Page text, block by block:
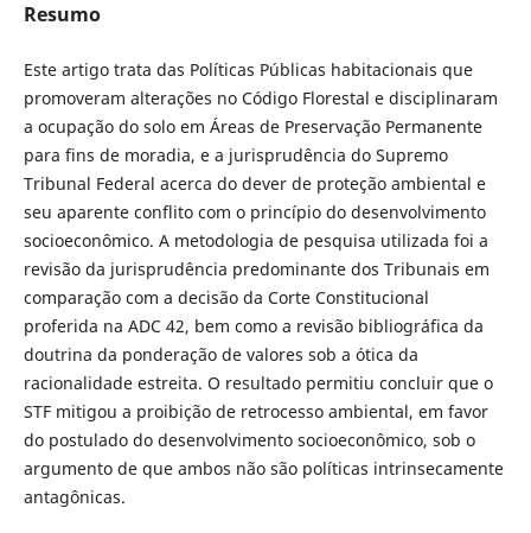
Resumo
Este artigo trata das Políticas Públicas habitacionais que
promoveram alterações no Código Florestal e disciplinaram
a ocupação do solo em Áreas de Preservação Permanente
para fins de moradia, e a jurisprudência do Supremo
Tribunal Federal acerca do dever de proteção ambiental e
seu aparente conflito com o princípio do desenvolvimento
socioeconômico. A metodologia de pesquisa utilizada foi a
revisão da jurisprudência predominante dos Tribunais em
comparação com a decisão da Corte Constitucional
proferida na ADC 42, bem como a revisão bibliográfica da
doutrina da ponderação de valores sob a ótica da
racionalidade estreita. O resultado permitiu concluir que o
STF mitigou a proibição de retrocesso ambiental, em favor
do postulado do desenvolvimento socioeconômico, sob o
argumento de que ambos não são políticas intrinsecamente
antagônicas.